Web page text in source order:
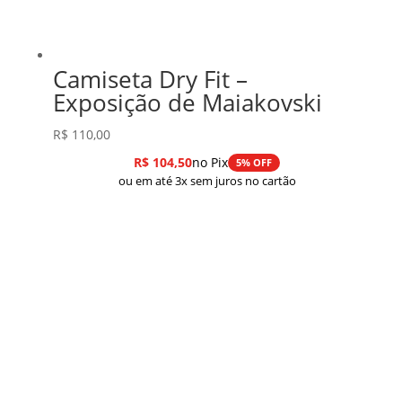
Camiseta Dry Fit –
Exposição de Maiakovski
R$ 110,00
R$ 104,50no Pix 5% OFF
ou em até 3x sem juros no cartão